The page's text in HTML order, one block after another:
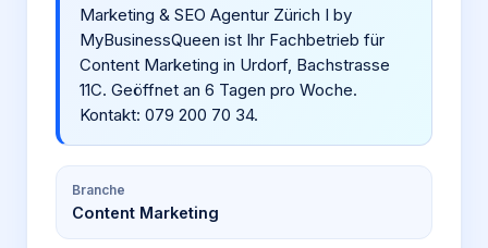
Marketing & SEO Agentur Zürich I by
MyBusinessQueen ist Ihr Fachbetrieb für
Content Marketing in Urdorf, Bachstrasse
11C. Geöffnet an 6 Tagen pro Woche.
Kontakt: 079 200 70 34.
Branche
Content Marketing